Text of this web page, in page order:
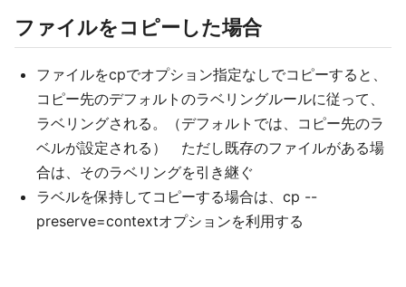
ファイルをコピーした場合
ファイルをcpでオプション指定なしでコピーすると、
コピー先のデフォルトのラベリングルールに従って、
ラベリングされる。（デフォルトでは、コピー先のラ
ベルが設定される） ただし既存のファイルがある場
合は、そのラベリングを引き継ぐ
ラベルを保持してコピーする場合は、cp --
preserve=contextオプションを利用する